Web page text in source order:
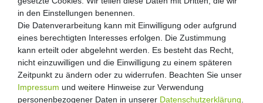
in den Einstellungen benennen.
Die Datenverarbeitung kann mit Einwilligung oder aufgrund
eines berechtigten Interesses erfolgen. Die Zustimmung
kann erteilt oder abgelehnt werden. Es besteht das Recht,
nicht einzuwilligen und die Einwilligung zu einem späteren
Zeitpunkt zu ändern oder zu widerrufen. Beachten Sie unser
Impressum und weitere Hinweise zur Verwendung
personenbezogener Daten in unserer Daten­schutz­erklärung